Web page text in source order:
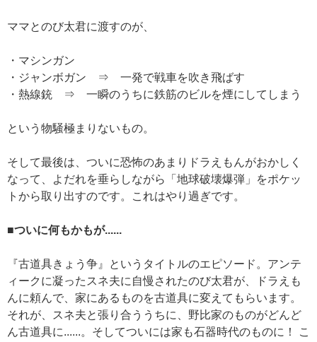
ママとのび太君に渡すのが、
・マシンガン
・ジャンボガン ⇒ 一発で戦車を吹き飛ばす
・熱線銃 ⇒ 一瞬のうちに鉄筋のビルを煙にしてしまう
という物騒極まりないもの。
そして最後は、ついに恐怖のあまりドラえもんがおかしく
なって、よだれを垂らしながら「地球破壊爆弾」をポケッ
トから取り出すのです。これはやり過ぎです。
■ついに何もかもが......
『古道具きょう争』というタイトルのエピソード。アンテ
ィークに凝ったスネ夫に自慢されたのび太君が、ドラえも
んに頼んで、家にあるものを古道具に変えてもらいます。
それが、スネ夫と張り合ううちに、野比家のものがどんど
ん古道具に......。そしてついには家も石器時代のものに！ こ